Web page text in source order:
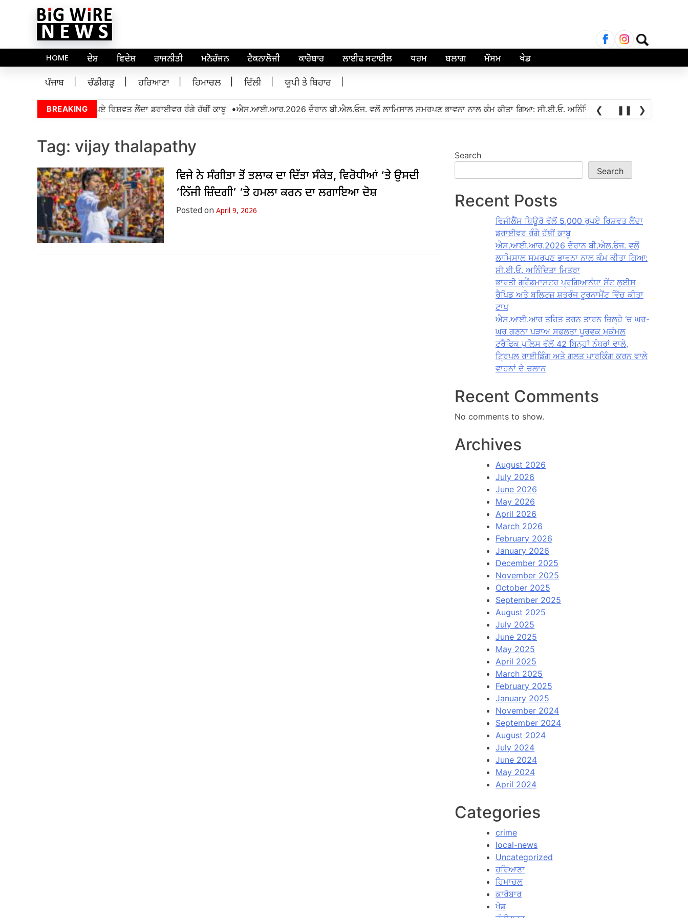
Search
for:
HOME ਦੇਸ਼ ਵਿਦੇਸ਼ ਰਾਜਨੀਤੀ ਮਨੋਰੰਜਨ ਟੈਕਨਾਲੋਜੀ ਕਾਰੋਬਾਰ ਲਾਈਫ ਸਟਾਈਲ ਧਰਮ ਬਲਾਗ ਮੌਸਮ ਖੇਡ
ਪੰਜਾਬ ਚੰਡੀਗੜ੍ਹ ਹਰਿਆਣਾ ਹਿਮਾਚਲ ਦਿੱਲੀ ਯੂਪੀ ਤੇ ਬਿਹਾਰ
BREAKING
ਬਿਊਰੋ ਵੱਲੋਂ 5,000 ਰੁਪਏ ਰਿਸ਼ਵਤ ਲੈਂਦਾ ਡਰਾਈਵਰ ਰੰਗੇ ਹੱਥੀਂ ਕਾਬੂ • ਐਸ.ਆਈ.ਆਰ.2026 ਦੌਰਾਨ ਬੀ.ਐਲ.ਓਜ. ਵਲੋਂ ਲਾਮਿਸਾਲ ਸਮਰਪਣ ਭਾਵਨਾ ਨਾਲ ਕੰਮ ਕੀਤਾ ਗਿਆ: ਸੀ.ਈ.ਓ. ਅਨਿੰਦਿਤਾ ਮਿਤਰਾ • ਭਾਰਤੀ
❮ ❚❚ ❯
Tag: vijay thalapathy
ਵਿਜੇ ਨੇ ਸੰਗੀਤਾ ਤੋਂ ਤਲਾਕ ਦਾ ਦਿੱਤਾ ਸੰਕੇਤ, ਵਿਰੋਧੀਆਂ ‘ਤੇ ਉਸਦੀ
‘ਨਿੱਜੀ ਜ਼ਿੰਦਗੀ’ ‘ਤੇ ਹਮਲਾ ਕਰਨ ਦਾ ਲਗਾਇਆ ਦੋਸ਼
Posted on April 9, 2026
Search
Search
Recent Posts
ਵਿਜੀਲੈਂਸ ਬਿਊਰੋ ਵੱਲੋਂ 5,000 ਰੁਪਏ ਰਿਸ਼ਵਤ ਲੈਂਦਾ
ਡਰਾਈਵਰ ਰੰਗੇ ਹੱਥੀਂ ਕਾਬੂ
ਐਸ.ਆਈ.ਆਰ.2026 ਦੌਰਾਨ ਬੀ.ਐਲ.ਓਜ. ਵਲੋਂ
ਲਾਮਿਸਾਲ ਸਮਰਪਣ ਭਾਵਨਾ ਨਾਲ ਕੰਮ ਕੀਤਾ ਗਿਆ:
ਸੀ.ਈ.ਓ. ਅਨਿੰਦਿਤਾ ਮਿਤਰਾ
ਭਾਰਤੀ ਗ੍ਰੈਂਡਮਾਸਟਰ ਪ੍ਰਗਿਆਨੰਧਾ ਸੇਂਟ ਲੁਈਸ
ਰੈਪਿਡ ਅਤੇ ਬਲਿਟਜ਼ ਸ਼ਤਰੰਜ ਟੂਰਨਾਮੈਂਟ ਵਿੱਚ ਕੀਤਾ
ਟਾਪ
ਐਸ.ਆਈ.ਆਰ ਤਹਿਤ ਤਰਨ ਤਾਰਨ ਜ਼ਿਲ੍ਹੇ ‘ਚ ਘਰ-
ਘਰ ਗਣਨਾ ਪੜਾਅ ਸਫਲਤਾ ਪੂਰਵਕ ਮੁਕੰਮਲ
ਟਰੈਫਿਕ ਪੁਲਿਸ ਵੱਲੋਂ 42 ਬਿਨ੍ਹਾਂ ਨੰਬਰਾਂ ਵਾਲੇ,
ਟ੍ਰਿਪਲ ਰਾਈਡਿੰਗ ਅਤੇ ਗਲਤ ਪਾਰਕਿੰਗ ਕਰਨ ਵਾਲੇ
ਵਾਹਨਾਂ ਦੇ ਚਲਾਨ
Recent Comments
No comments to show.
Archives
August 2026
July 2026
June 2026
May 2026
April 2026
March 2026
February 2026
January 2026
December 2025
November 2025
October 2025
September 2025
August 2025
July 2025
June 2025
May 2025
April 2025
March 2025
February 2025
January 2025
November 2024
September 2024
August 2024
July 2024
June 2024
May 2024
April 2024
Categories
crime
local-news
Uncategorized
ਹਰਿਆਣਾ
ਹਿਮਾਚਲ
ਕਾਰੋਬਾਰ
ਖੇਡ